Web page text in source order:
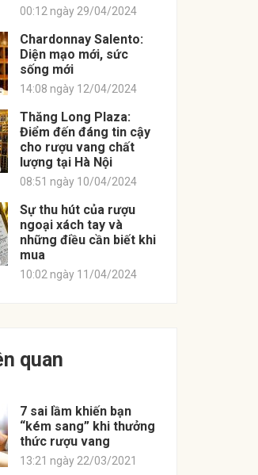
00:12 ngày 29/04/2024
Chardonnay Salento:
Diện mạo mới, sức
sống mới
14:08 ngày 12/04/2024
Thăng Long Plaza:
Điểm đến đáng tin cậy
cho rượu vang chất
lượng tại Hà Nội
08:51 ngày 10/04/2024
Sự thu hút của rượu
ngoại xách tay và
những điều cần biết khi
mua
10:02 ngày 11/04/2024
quan
7 sai lầm khiến bạn
“kém sang” khi thưởng
thức rượu vang
13:21 ngày 22/03/2021